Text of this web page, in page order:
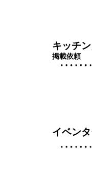
キッチ
掲載依頼
イベン